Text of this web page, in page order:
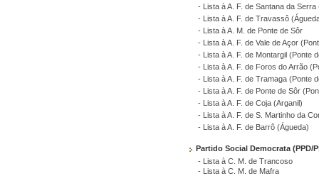
- Lista à A. F. de Santana da Serra
- Lista à A. F. de Travassô
- Lista à A. M. de Ponte de Sôr
- Lista à A. F. de Vale de Açor
- Lista à A. F. de Montargil (Ponte
- Lista à A. F. de Foros do Arrão
- Lista à A. F. de Tramaga (Ponte
- Lista à A. F. de Ponte de Sôr
- Lista à A. F. de Coja (Arganil)
- Lista à A. F. de S. Martinho da
- Lista à A. F. de Barrô (Águeda)
Partido Social Democrata (PPD/
- Lista à C. M. de Trancoso
- Lista à C. M. de Mafra